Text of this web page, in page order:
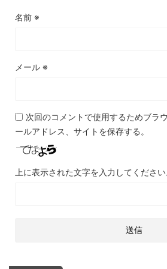
名前 ※
メール ※
次回のコメントで使用するためブラ
ールアドレス、サイトを保存する。
上に表示された文字を入力してください